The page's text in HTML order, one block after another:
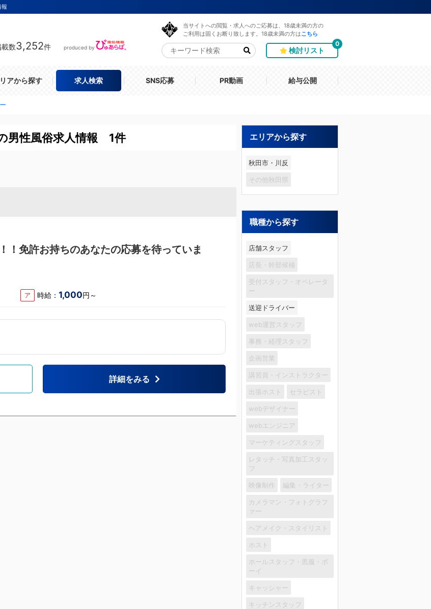
数3,252件 produced by
当サイトへの閲覧・求人へのご応募は、18歳未満の方の
ご利用は固くお断り致します。18歳未満の方は こちら
検討リスト
0
アから探す 求人検索 SNS応募 PR動画 給与公開
男性風俗求人情報 1件
！免許お持ちのあなたの応募を待っていま
ア 時給：1,000円～
詳細をみる
エリアから探す
秋田市・川反
その他秋田県
職種から探す
店舗スタッフ
店長・幹部候補
受付スタッフ・オペレータ
ー
送迎ドライバー
web運営スタッフ
事務・経理スタッフ
企画営業
講習員・インストラクター
出張ホスト セラピスト
webデザイナー
webエンジニア
マーケティングスタッフ
レタッチ・写真加工スタッ
フ
映像制作 編集・ライター
カメラマン・フォトグラフ
ァー
ヘアメイク・スタイリスト
ホスト
ホールスタッフ・黒服・ボ
ーイ
キャッシャー
キッチンスタッフ